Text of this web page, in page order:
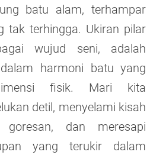
batu alam, terhampar
tak terhingga. Ukiran pilar
wujud seni, adalah
harmoni batu yang
fisik. Mari kita
detil, menyelami kisah
dan meresapi
yang terukir dalam